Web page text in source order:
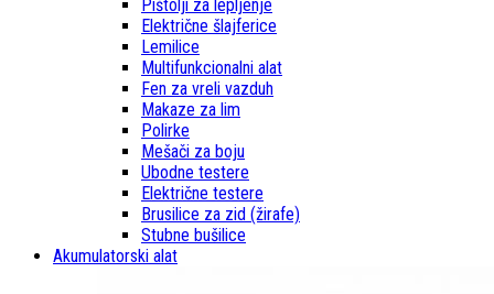
Pištolji za lepljenje
Električne šlajferice
Lemilice
Multifunkcionalni alat
Fen za vreli vazduh
Makaze za lim
Polirke
Mešači za boju
Ubodne testere
Električne testere
Brusilice za zid (žirafe)
Stubne bušilice
Akumulatorski alat